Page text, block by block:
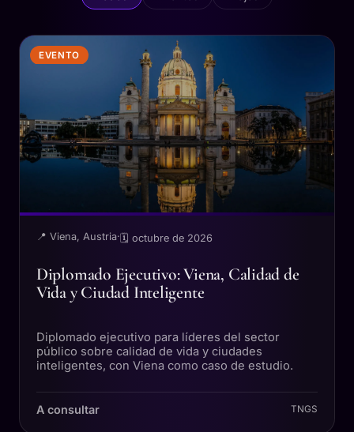
EVENTO
📍 Viena, Austria· 🗓 octubre de 2026
Diplomado Ejecutivo: Viena, Calidad de
Vida y Ciudad Inteligente
Diplomado ejecutivo para líderes del sector
público sobre calidad de vida y ciudades
inteligentes, con Viena como caso de estudio.
A consultar TNGS